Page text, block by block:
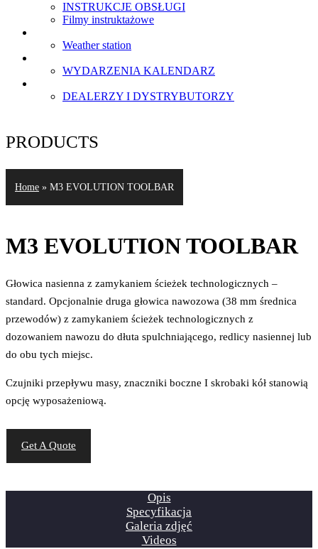
INSTRUKCJE OBSŁUGI
Filmy instruktażowe
Weather station
WYDARZENIA KALENDARZ
DEALERZY I DYSTRYBUTORZY
PRODUCTS
Home » M3 EVOLUTION TOOLBAR
M3 EVOLUTION TOOLBAR
Głowica nasienna z zamykaniem ścieżek technologicznych –
standard. Opcjonalnie druga głowica nawozowa (38 mm średnica
przewodów) z zamykaniem ścieżek technologicznych z
dozowaniem nawozu do dłuta spulchniającego, redlicy nasiennej lub
do obu tych miejsc.
Czujniki przepływu masy, znaczniki boczne I skrobaki kół stanowią
opcję wyposażeniową.
Get A Quote
Opis
Specyfikacja
Galeria zdjęć
Videos